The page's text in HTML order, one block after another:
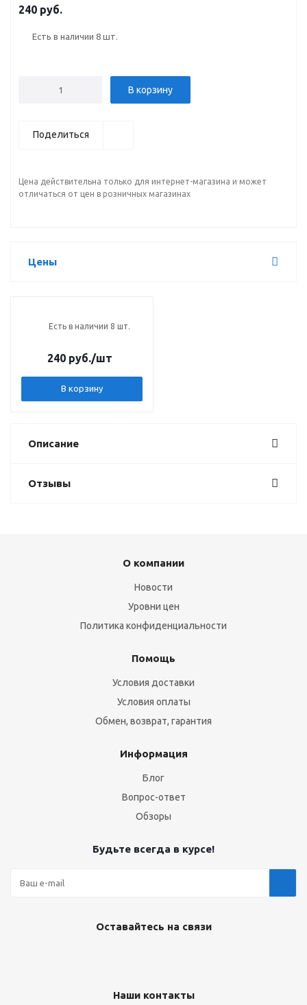
240 руб.
Есть в наличии 8 шт.
В корзину
Поделиться
Цена действительна только для интернет-магазина и может
отличаться от цен в розничных магазинах
Цены
Есть в наличии 8 шт.
240 руб./шт
В корзину
Описание
Отзывы
О компании
Новости
Уровни цен
Политика конфиденциальности
Помощь
Условия доставки
Условия оплаты
Обмен, возврат, гарантия
Информация
Блог
Вопрос-ответ
Обзоры
Будьте всегда в курсе!
Оставайтесь на связи
Наши контакты